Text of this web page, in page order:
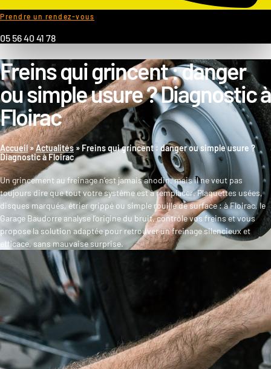
Prendre un rendez-vous
05 56 40 41 78
Freins qui grincent : danger
ou simple usure ? Diagnostic à
Floirac
Accueil»Actualités» Freins qui grincent : danger ou simple usure ?
Diagnostic à Floirac
Un grincement au freinage n’est jamais anodin, mais il ne veut pas
toujours dire que tout votre système est à remplacer. Plaquettes usées,
disques marqués, étrier grippé ou simple rouille de surface : à Floirac, le
Garage Baudorre analyse l’origine du bruit, contrôle vos freins et vous
propose la solution adaptée pour retrouver un freinage silencieux et
efficace, sans mauvaise surprise.